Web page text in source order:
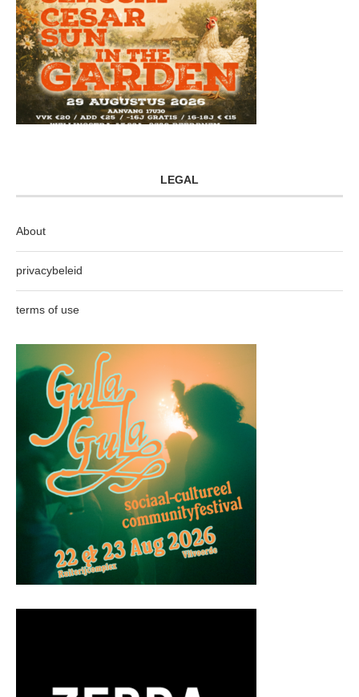
LEGAL
About
privacybeleid
terms of use